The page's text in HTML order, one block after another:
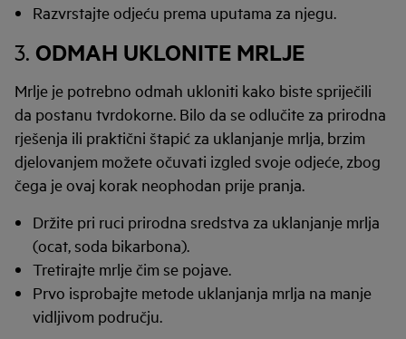
Razvrstajte odjeću prema uputama za njegu.
3. ODMAH UKLONITE MRLJE
Mrlje je potrebno odmah ukloniti kako biste spriječili
da postanu tvrdokorne. Bilo da se odlučite za prirodna
rješenja ili praktični štapić za uklanjanje mrlja, brzim
djelovanjem možete očuvati izgled svoje odjeće, zbog
čega je ovaj korak neophodan prije pranja.
Držite pri ruci prirodna sredstva za uklanjanje mrlja
(ocat, soda bikarbona).
Tretirajte mrlje čim se pojave.
Prvo isprobajte metode uklanjanja mrlja na manje
vidljivom području.